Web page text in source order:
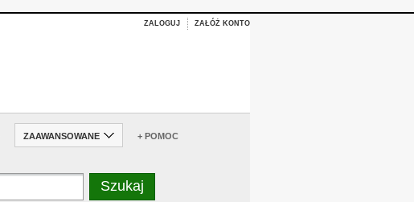
ZALOGUJ ZAŁÓŻ KONTO
ZAAWANSOWANE + POMOC